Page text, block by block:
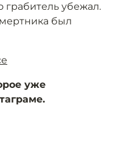
грабитель убежал.
был
уже